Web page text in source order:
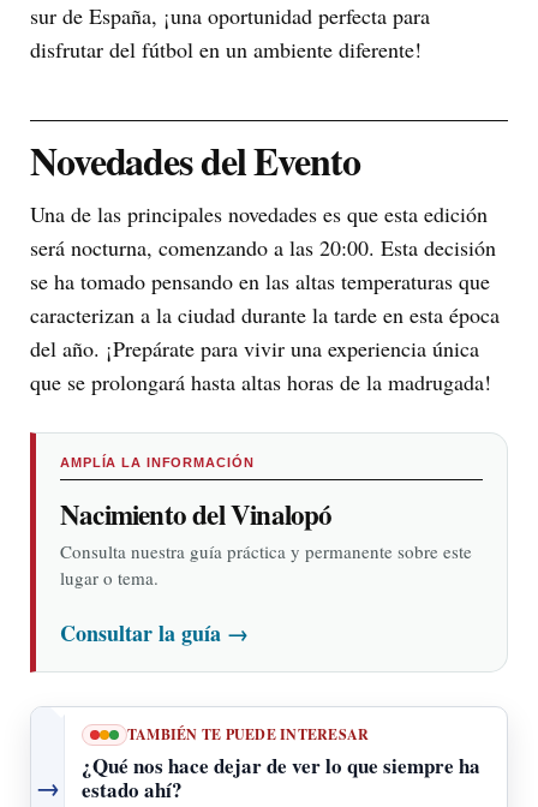
sur de España, ¡una oportunidad perfecta para
disfrutar del fútbol en un ambiente diferente!
Novedades del Evento
Una de las principales novedades es que esta edición
será nocturna, comenzando a las 20:00. Esta decisión
se ha tomado pensando en las altas temperaturas que
caracterizan a la ciudad durante la tarde en esta época
del año. ¡Prepárate para vivir una experiencia única
que se prolongará hasta altas horas de la madrugada!
AMPLÍA LA INFORMACIÓN
Nacimiento del Vinalopó
Consulta nuestra guía práctica y permanente sobre este
lugar o tema.
Consultar la guía →
→
TAMBIÉN TE PUEDE INTERESAR
¿Qué nos hace dejar de ver lo que siempre ha
estado ahí?